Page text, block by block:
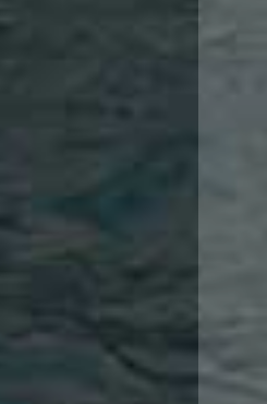
C. F. Unipol
C. F. Polo Acquatico
Cookie